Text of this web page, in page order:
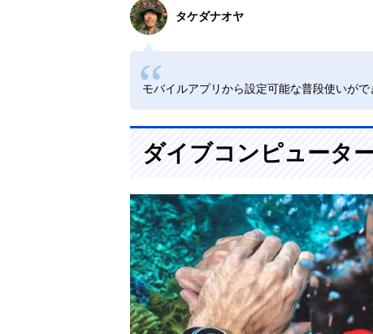
タケダナオヤ
モバイルアプリから設定可能な普段使いが
ダイブコンピュータ